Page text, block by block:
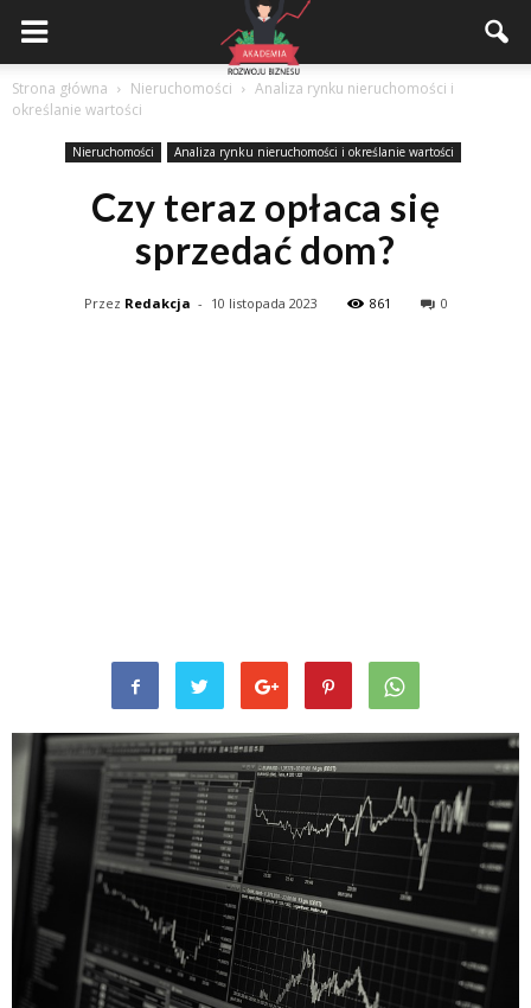
Akademiarozwojubiznesu.pl
Strona główna Nieruchomości
Analiza rynku nieruchomości i
określanie wartości
Nieruchomości Analiza rynku nieruchomości i określanie wartości
Czy teraz opłaca się
sprzedać dom?
Przez Redakcja - 10 listopada 2023 861 0